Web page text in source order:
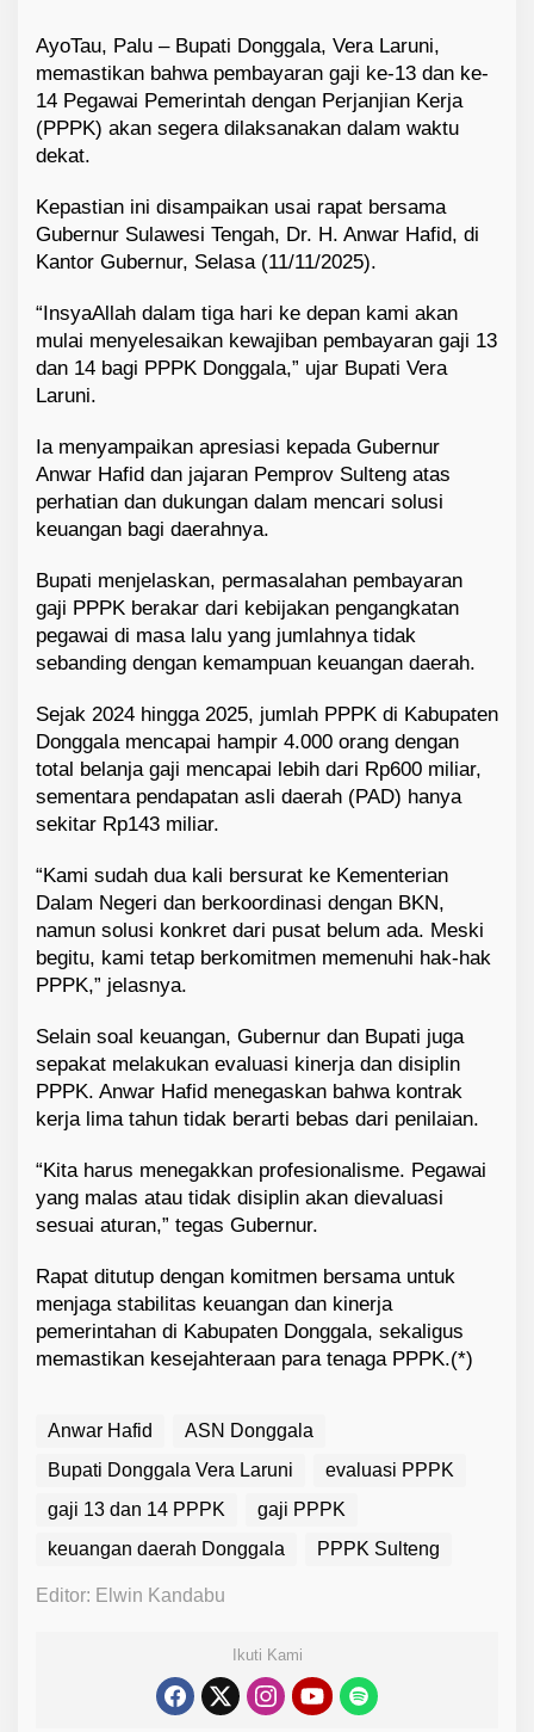
AyoTau, Palu – Bupati Donggala, Vera Laruni,
memastikan bahwa pembayaran gaji ke-13 dan ke-
14 Pegawai Pemerintah dengan Perjanjian Kerja
(PPPK) akan segera dilaksanakan dalam waktu
dekat.
Kepastian ini disampaikan usai rapat bersama
Gubernur Sulawesi Tengah, Dr. H. Anwar Hafid, di
Kantor Gubernur, Selasa (11/11/2025).
“InsyaAllah dalam tiga hari ke depan kami akan
mulai menyelesaikan kewajiban pembayaran gaji 13
dan 14 bagi PPPK Donggala,” ujar Bupati Vera
Laruni.
Ia menyampaikan apresiasi kepada Gubernur
Anwar Hafid dan jajaran Pemprov Sulteng atas
perhatian dan dukungan dalam mencari solusi
keuangan bagi daerahnya.
Bupati menjelaskan, permasalahan pembayaran
gaji PPPK berakar dari kebijakan pengangkatan
pegawai di masa lalu yang jumlahnya tidak
sebanding dengan kemampuan keuangan daerah.
Sejak 2024 hingga 2025, jumlah PPPK di Kabupaten
Donggala mencapai hampir 4.000 orang dengan
total belanja gaji mencapai lebih dari Rp600 miliar,
sementara pendapatan asli daerah (PAD) hanya
sekitar Rp143 miliar.
“Kami sudah dua kali bersurat ke Kementerian
Dalam Negeri dan berkoordinasi dengan BKN,
namun solusi konkret dari pusat belum ada. Meski
begitu, kami tetap berkomitmen memenuhi hak-hak
PPPK,” jelasnya.
Selain soal keuangan, Gubernur dan Bupati juga
sepakat melakukan evaluasi kinerja dan disiplin
PPPK. Anwar Hafid menegaskan bahwa kontrak
kerja lima tahun tidak berarti bebas dari penilaian.
“Kita harus menegakkan profesionalisme. Pegawai
yang malas atau tidak disiplin akan dievaluasi
sesuai aturan,” tegas Gubernur.
Rapat ditutup dengan komitmen bersama untuk
menjaga stabilitas keuangan dan kinerja
pemerintahan di Kabupaten Donggala, sekaligus
memastikan kesejahteraan para tenaga PPPK.(*)
Anwar Hafid
ASN Donggala
Bupati Donggala Vera Laruni
evaluasi PPPK
gaji 13 dan 14 PPPK
gaji PPPK
keuangan daerah Donggala
PPPK Sulteng
Editor: Elwin Kandabu
Ikuti Kami